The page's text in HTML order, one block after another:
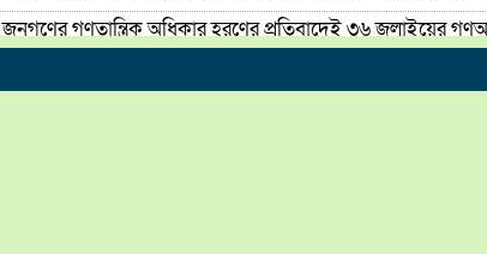
জনগণের গণতান্ত্রিক অধিকার হরণের প্রতিবাদেই ৩৬ জুলাইয়ের